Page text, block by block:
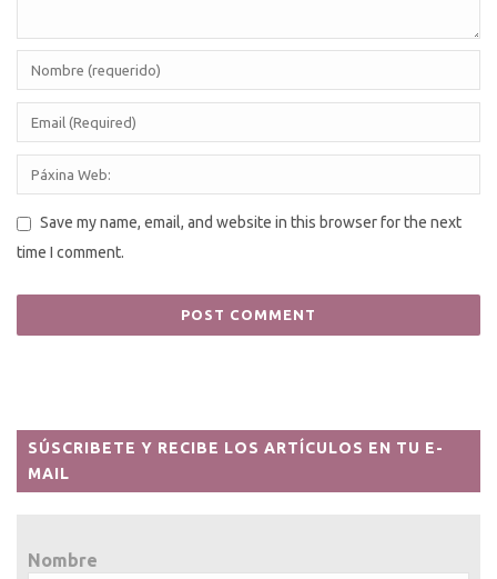
Save my name, email, and website in this browser for the next
time I comment.
SÚSCRIBETE Y RECIBE LOS ARTÍCULOS EN TU E-
MAIL
Nombre